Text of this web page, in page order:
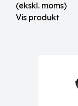
(ekskl. moms)
Vis produkt